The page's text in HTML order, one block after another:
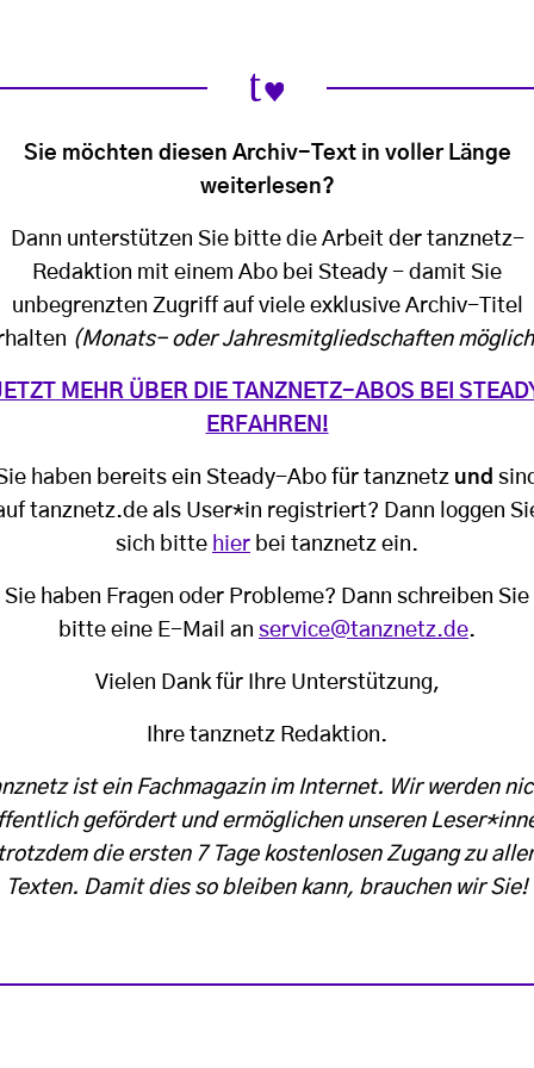
Sie möchten diesen Archiv-Text in voller Länge
weiterlesen?
Dann unterstützen Sie bitte die Arbeit der tanznetz-
Redaktion mit einem Abo bei Steady - damit Sie
unbegrenzten Zugriff auf viele exklusive Archiv-Titel
(Monats- oder Jahresmitgliedschaften
MEHR ÜBER DIE TANZNETZ-ABOS BEI
ERFAHREN!
haben bereits ein Steady-Abo für tanznetz und
tanznetz.de als User*in registriert? Dann loggen
sich bitte hier bei tanznetz ein.
Sie haben Fragen oder Probleme? Dann schreiben Sie
bitte eine E-Mail an service@tanznetz.de.
Vielen Dank für Ihre Unterstützung,
Ihre tanznetz Redaktion.
ist ein Fachmagazin im Internet. Wir werden
gefördert und ermöglichen unseren
die ersten 7 Tage kostenlosen Zugang zu
Texten. Damit dies so bleiben kann, brauchen wir Sie!